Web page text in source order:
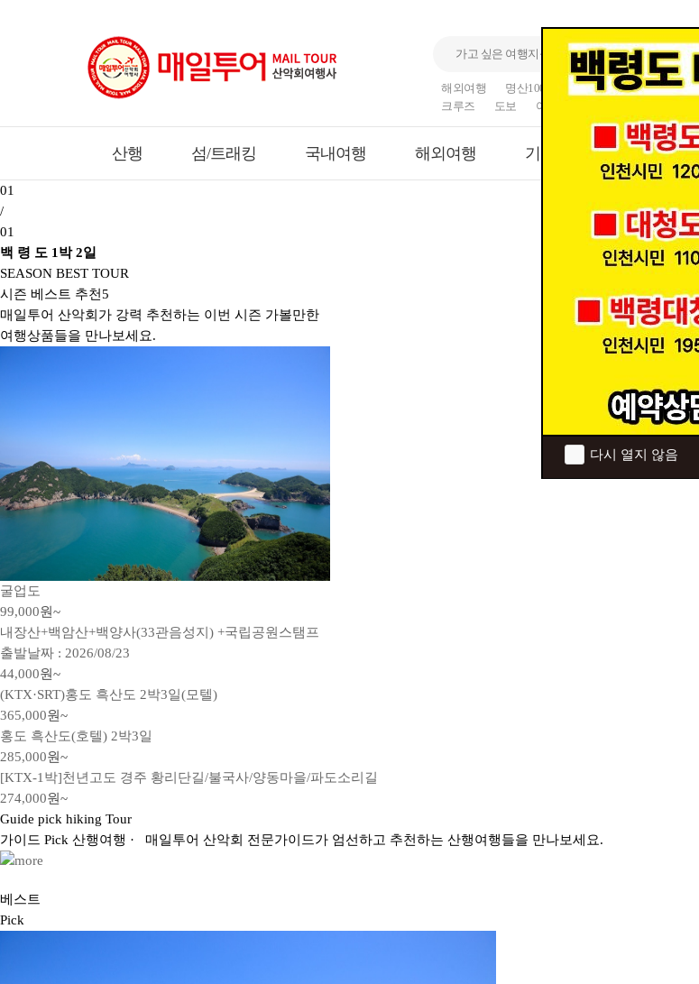
해외여행 명산100 국내여행 산행 섬
크루즈
도보 여행
산행 섬/트래킹 국내여행 해외여행 기차여행 크루즈
01
/
01
백 령 도 1박 2일
SEASON BEST TOUR
시즌 베스트 추천5
매일투어 산악회가 강력 추천하는 이번 시즌 가볼만한
여행상품들을 만나보세요.
굴업도
99,000원~
내장산+백암산+백양사(33관음성지) +국립공원스탬프
출발날짜 : 2026/08/23
44,000원~
(KTX·SRT)홍도 흑산도 2박3일(모텔)
365,000원~
홍도 흑산도(호텔) 2박3일
285,000원~
[KTX-1박]천년고도 경주 황리단길/불국사/양동마을/파도소리길
274,000원~
Guide pick hiking Tour
가이드 Pick 산행여행 · 매일투어 산악회 전문가이드가 엄선하고 추천하는 산행여행들을 만나보세요.
베스트
Pick
다시 열지 않음